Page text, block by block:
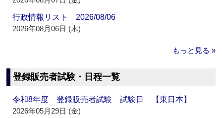
行政情報リスト 2026/08/06
2026年08月06日 (木)
もっと見る »
登録販売者試験・日程一覧
令和8年度 登録販売者試験 試験日 【東日本】
2026年05月29日 (金)